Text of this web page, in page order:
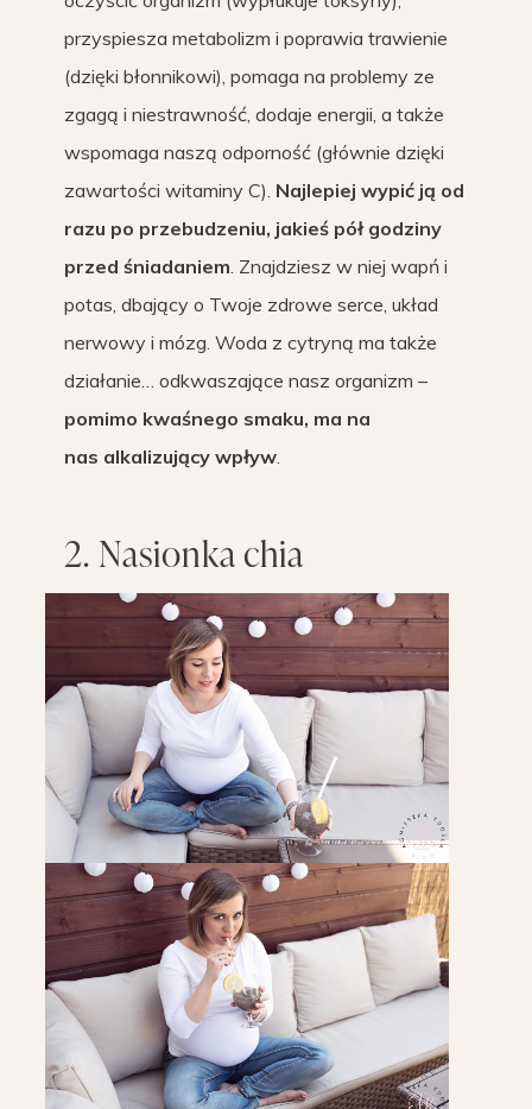
przyspiesza metabolizm i poprawia trawienie
(dzięki błonnikowi), pomaga na problemy ze
zgagą i niestrawność, dodaje energii, a także
wspomaga naszą odporność (głównie dzięki
zawartości witaminy C). Najlepiej wypić ją od
razu po przebudzeniu, jakieś pół godziny
przed śniadaniem. Znajdziesz w niej wapń i
potas, dbający o Twoje zdrowe serce, układ
nerwowy i mózg. Woda z cytryną ma także
działanie… odkwaszające nasz organizm –
pomimo kwaśnego smaku, ma na
nas alkalizujący wpływ.
2. Nasionka chia